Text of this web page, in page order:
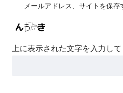
メールアドレス、サイトを保存
上に表示された文字を入力して